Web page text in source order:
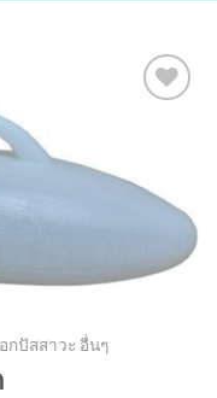
กปัสสาวะ อื่นๆ